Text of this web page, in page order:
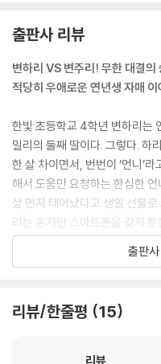
나는 눈빛이 반짝 빛났다. 변주
를 골탕 먹이는 일인 것만 같았
“좋아, 알려 줘! 나도 너랑 한배를
“그래! 빨리!”
“저는…… 폰좀비입니다.”
--- p.54~55
◆ 좀비 되는 법Ⅰ--- p. SNS는
나는 변주리를 쳐다보았다. 스
연한 눈빛은 지구를 구하는 어
변주리가 스마트폰을 끌어안고
출판사 리뷰
변하리 VS 변주리! 무한 대결의
적당히 우애로운 연년생 자매 이
한빛 초등학교 4학년 변하리는
밀리의 둘째 딸이다. 그렇다. 하
한 살 차이면서, 번번이 ‘언니’
해서 도움만 요청하는 한심한
살 먼저 태어났다고 생일 선물
리는 혼자만 스마트폰을 갖지
언니의 스마트폰에서 인공 지
전쟁을 끝낼 수 있는 기회를 얻
또래 집단에서 소외되지 않으
출판사
리뷰/한줄평 15
리뷰